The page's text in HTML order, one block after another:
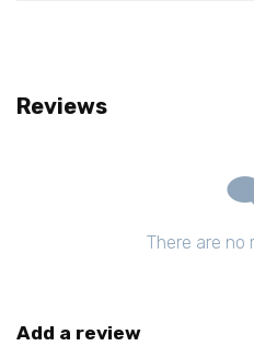
Reviews
There are no
Add a review